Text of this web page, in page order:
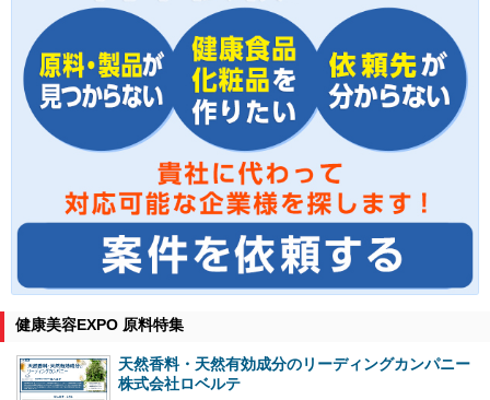
健康美容EXPO 原料特集
天然香料・天然有効成分のリーディングカンパニー
株式会社ロベルテ